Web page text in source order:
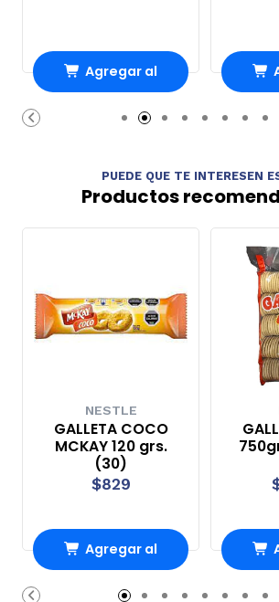
Agregar al
Carro
PUEDE QUE TE INTERESEN
Productos
NESTLE
GALLETA COCO
MCKAY 120 grs.
(30)
$829
Agregar al
Carro